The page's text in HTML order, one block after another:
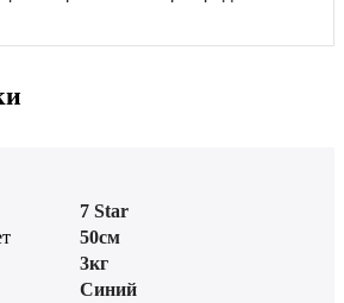
7 Star
50см
3кг
Синий